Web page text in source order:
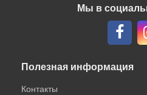
Мы в
Полезная информация
Контакты